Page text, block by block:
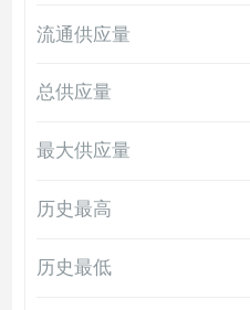
流通供应量
总供应量
最大供应量
历史最高
历史最低